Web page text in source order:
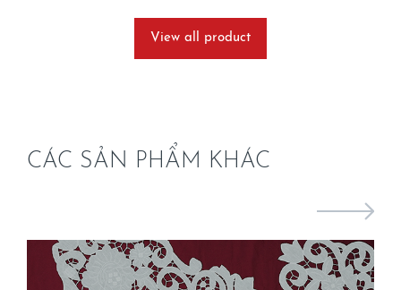
View all product
CÁC SẢN PHẨM KHÁC